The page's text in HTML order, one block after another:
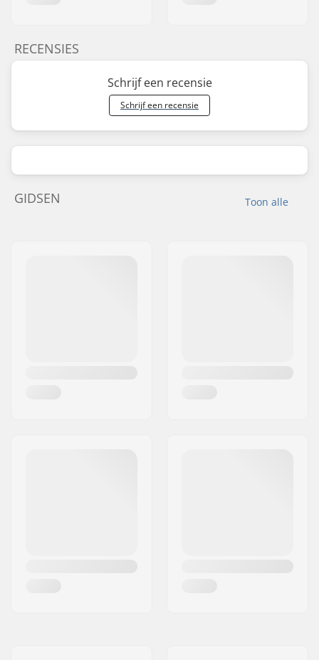
RECENSIES
Schrijf een recensie
Schrijf een recensie
Toon alle
GIDSEN